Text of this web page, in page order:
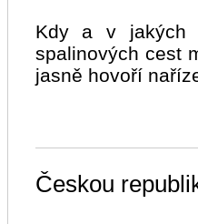
Kdy a v jakých
spalinových cest
jasně hovoří
Českou